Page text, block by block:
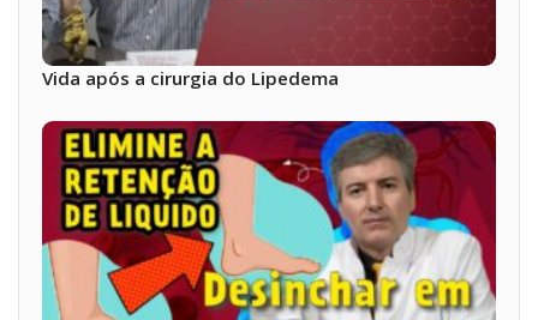
Vida após a cirurgia do Lipedema